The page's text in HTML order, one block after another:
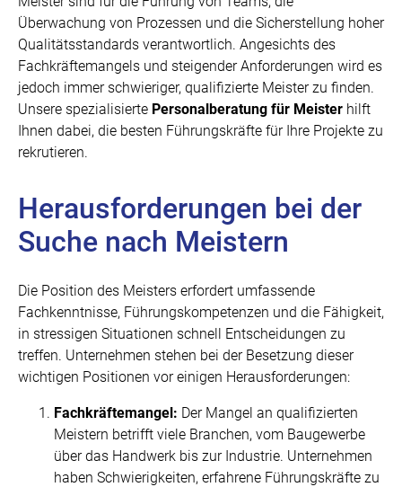
Überwachung von Prozessen und die Sicherstellung hoher
Qualitätsstandards verantwortlich. Angesichts des
Fachkräftemangels und steigender Anforderungen wird es
jedoch immer schwieriger, qualifizierte Meister zu finden.
Unsere spezialisierte Personalberatung für Meister hilft
Ihnen dabei, die besten Führungskräfte für Ihre Projekte zu
rekrutieren.
Herausforderungen bei der
Suche nach Meistern
Die Position des Meisters erfordert umfassende
Fachkenntnisse, Führungskompetenzen und die Fähigkeit,
in stressigen Situationen schnell Entscheidungen zu
treffen. Unternehmen stehen bei der Besetzung dieser
wichtigen Positionen vor einigen Herausforderungen:
Fachkräftemangel: Der Mangel an qualifizierten
Meistern betrifft viele Branchen, vom Baugewerbe
über das Handwerk bis zur Industrie. Unternehmen
haben Schwierigkeiten, erfahrene Führungskräfte zu